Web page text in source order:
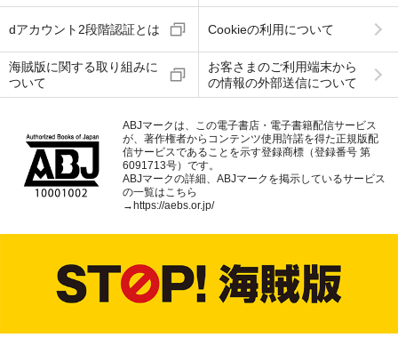
dアカウント2段階認証とは Cookieの利用について
海賊版に関する取り組みに
ついて
お客さまのご利用端末から
の情報の外部送信について
ABJマークは、この電子書店・電子書籍配信サービス
が、著作権者からコンテンツ使用許諾を得た正規版配
信サービスであることを示す登録商標（登録番号 第
6091713号）です。
ABJマークの詳細、ABJマークを掲示しているサービス
の一覧はこちら
→https://aebs.or.jp/